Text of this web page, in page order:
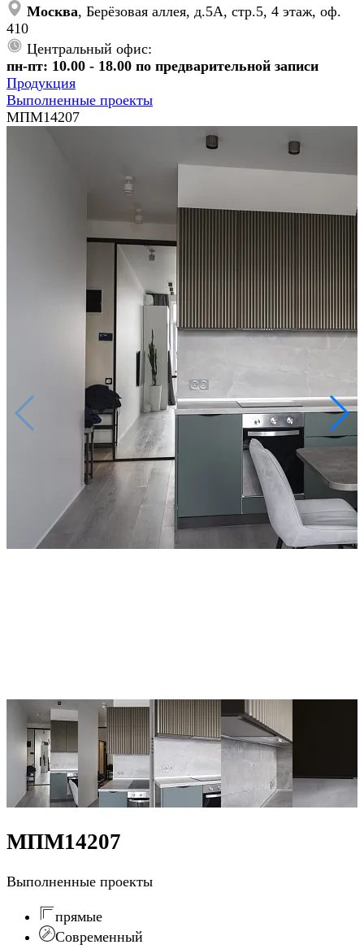
Москва, Берёзовая аллея, д.5А, стр.5, 4 этаж, оф.
410
Центральный офис:
пн-пт: 10.00 - 18.00 по предварительной записи
Продукция
Выполненные проекты
МПМ14207
МПМ14207
Выполненные проекты
прямые
Современный